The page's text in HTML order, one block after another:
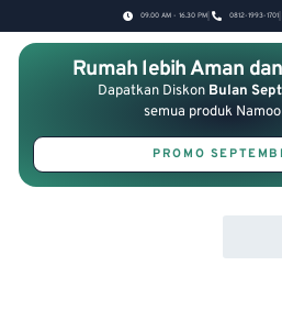
09.00 AM - 16.30 PM 0812-1993-1701
Rumah lebih Aman
Dapatkan Diskon Bulan
semua produk Namoo
PROMO